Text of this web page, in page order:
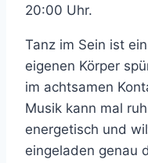
20:00 Uhr.
Tanz im Sein ist
eigenen Körper
im achtsamen
Musik kann mal
energetisch und
eingeladen genau